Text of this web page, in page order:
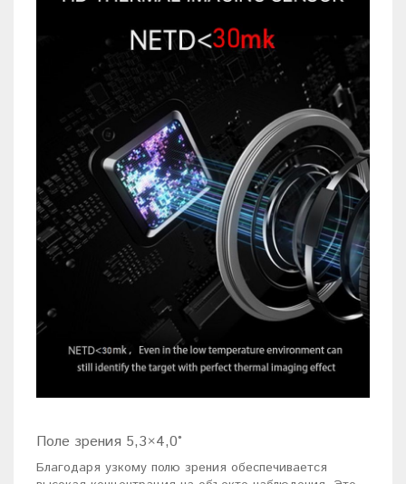
Поле зрения 5,3×4,0°
Благодаря узкому полю зрения обеспечивается